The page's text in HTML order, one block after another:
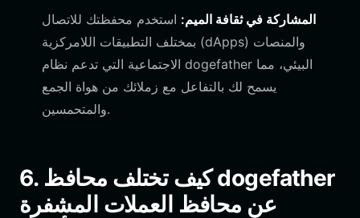
المشاركة في ثقافة الميم: استخدم محفظتك للاتصال
بمختلف التطبيقات اللامركزية (dApps) والمنصات
الاجتماعية التي تدعم نظام dogefather البيئي، مما
يسمح لك بالتفاعل مع زملائك من هواة الجمع
والمتحمسين.
6. كيف تختلف محافظ dogefather
عن محافظ العملات المشفرة